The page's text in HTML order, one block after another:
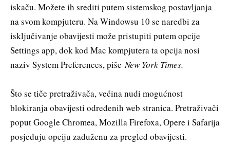
iskaču. Možete ih srediti putem sistemskog postavljanja
na svom kompjuteru. Na Windowsu 10 se naredbi za
isključivanje obavijesti može pristupiti putem opcije
Settings app, dok kod Mac kompjutera ta opcija nosi
naziv System Preferences, pišeNew York Times.
Što se tiče pretraživača, većina nudi mogućnost
blokiranja obavijesti određenih web stranica. Pretraživači
poput Google Chromea, Mozilla Firefoxa, Opere i Safarija
posjeduju opciju zaduženu za pregled obavijesti.